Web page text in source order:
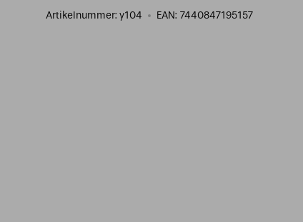
Artikelnummer: y104 EAN: 7440847195157